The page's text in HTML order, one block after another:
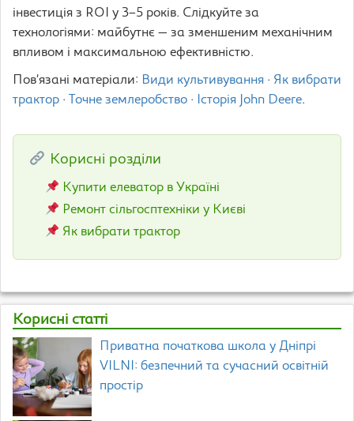
інвестиція з ROI у 3–5 років. Слідкуйте за
технологіями: майбутнє — за зменшеним механічним
впливом і максимальною ефективністю.
Пов’язані матеріали: Види культивування · Як вибрати
трактор · Точне землеробство · Історія John Deere.
Корисні розділи
Купити елеватор в Україні
Ремонт сільгосптехніки у Києві
Як вибрати трактор
Корисні статті
Приватна початкова школа у Дніпрі
VILNI: безпечний та сучасний освітній
простір